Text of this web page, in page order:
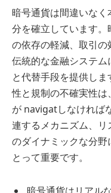
暗号通貨は間違いな
分を確立しています
の依存の軽減、取引の
伝統的な金融システ
と代替手段を提供し
性と規制の不確実性
が navigatしなければ
連するメカニズム、
のダイナミックな分
とって重要です。
暗号通貨はリアル